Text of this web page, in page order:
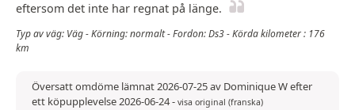
eftersom det inte har regnat på länge.
Typ av väg: Väg - Körning: normalt - Fordon: Ds3 - Körda kilometer : 176
km
Översatt omdöme lämnat 2026-07-25 av Dominique W efter
ett köpupplevelse 2026-06-24- visa original (franska)